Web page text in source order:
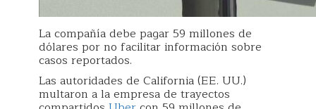
La compañía debe pagar 59 millones de
dólares por no facilitar información sobre
casos reportados.
Las autoridades de California (EE. UU.)
multaron a la empresa de trayectos